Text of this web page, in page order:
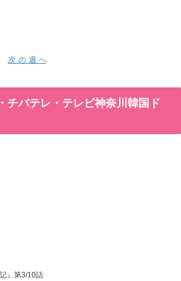
次 の 週 へ
チバテレ・テレビ神奈川韓国ド
』第3/10話